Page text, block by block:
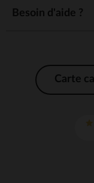
Besoin d'aide ?
Carte